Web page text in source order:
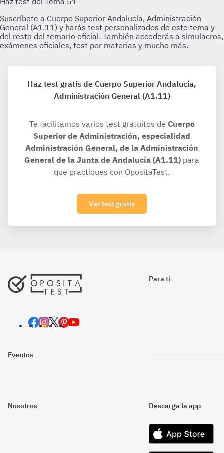
Haz test gratis de Cuerpo Superior Andalucía,
Administración General (A1.11)
Te facilitamos varios test gratuitos de Cuerpo
Superior de Administración, especialidad
Administración General, de la Administración
General de la Junta de Andalucía (A1.11) para
que practiques con OpositaTest.
Ver test gratis
Para ti
Eventos
Nosotros Descarga la app